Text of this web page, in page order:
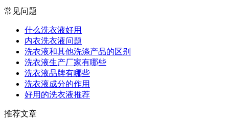
常见问题
什么洗衣液好用
内衣洗衣液问题
洗衣液和其他洗涤产品的区别
洗衣液生产厂家有哪些
洗衣液品牌有哪些
洗衣液成分的作用
好用的洗衣液推荐
推荐文章